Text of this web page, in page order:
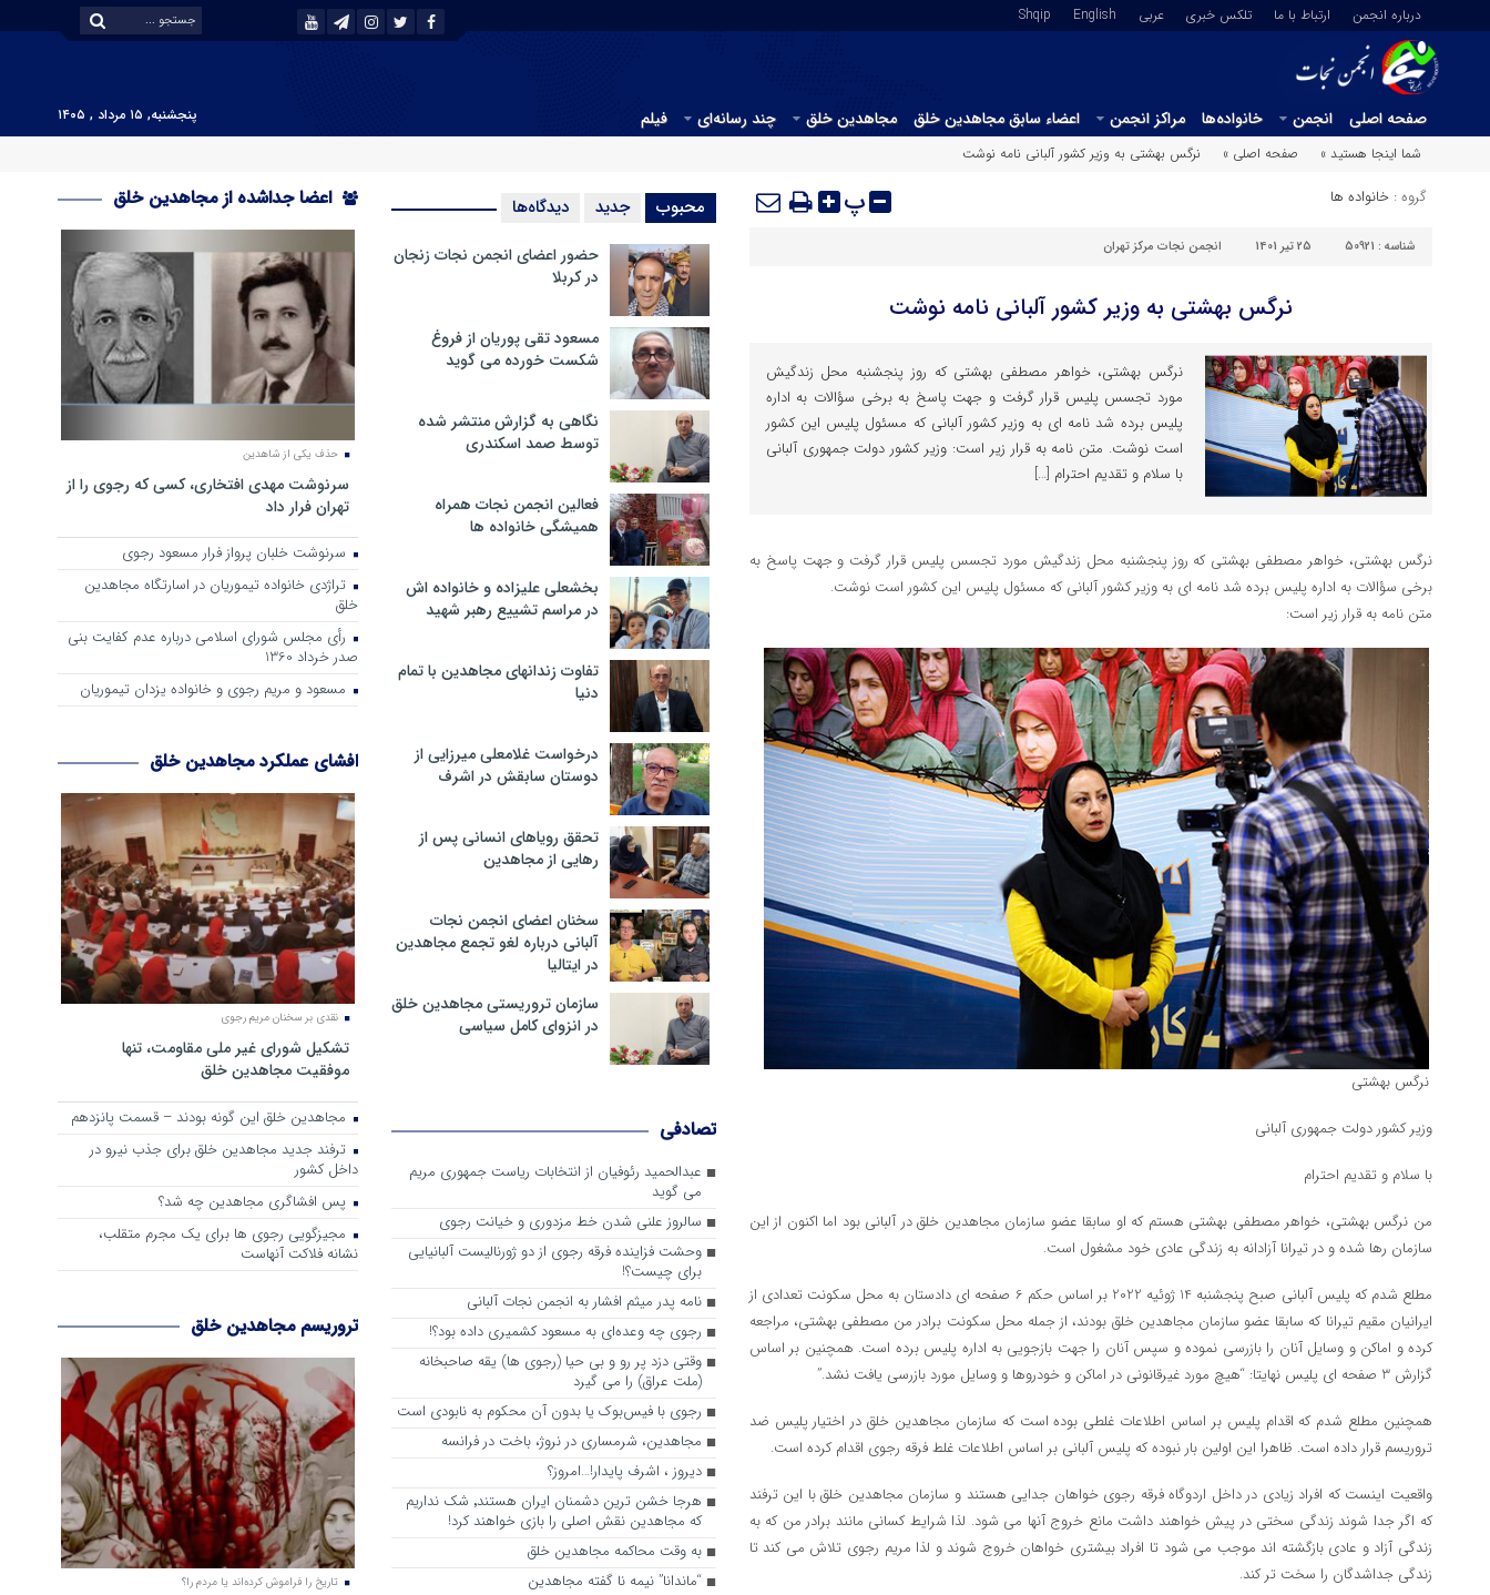
درباره انجمن ارتباط با ما تلکس خبری عربي English
Shqip
صفحه اصلی انجمن خانواده‌ها مراکز انجمن اعضاء سابق مجاهدین خلق مجاهدین خلق چند رسانه‌ای فیلم
پنجشنبه, ۱۵ مرداد , ۱۴۰۵
شما اینجا هستید »
صفحه اصلی » نرگس بهشتی به وزیر کشور آلبانی نامه نوشت
گروه : خانواده ها پ
شناسه : 50921 25 تیر 1401 انجمن نجات مرکز تهران
نرگس بهشتی به وزیر کشور آلبانی نامه نوشت
نرگس بهشتی، خواهر مصطفی بهشتی که روز پنجشنبه محل زندگیش
مورد تجسس پلیس قرار گرفت و جهت پاسخ به برخی سؤالات به اداره
پلیس برده شد نامه ای به وزیر کشور آلبانی که مسئول پلیس این کشور
است نوشت. متن نامه به قرار زیر است: وزیر کشور دولت جمهوری آلبانی
با سلام و تقدیم احترام […]
نرگس بهشتی، خواهر مصطفی بهشتی که روز پنجشنبه محل زندگیش مورد تجسس پلیس قرار گرفت و جهت پاسخ به
برخی سؤالات به اداره پلیس برده شد نامه ای به وزیر کشور آلبانی که مسئول پلیس این کشور است نوشت.
متن نامه به قرار زیر است:
نرگس بهشتی
وزیر کشور دولت جمهوری آلبانی
با سلام و تقدیم احترام
من نرگس بهشتی، خواهر مصطفی بهشتی هستم که او سابقا عضو سازمان مجاهدین خلق در آلبانی بود اما اکنون از این
سازمان رها شده و در تیرانا آزادانه به زندگی عادی خود مشغول است.
مطلع شدم که پلیس آلبانی صبح پنجشنبه 14 ژوئیه 2022 بر اساس حکم 6 صفحه ای دادستان به محل سکونت تعدادی از
ایرانیان مقیم تیرانا که سابقا عضو سازمان مجاهدین خلق بودند، از جمله محل سکونت برادر من مصطفی بهشتی، مراجعه
کرده و اماکن و وسایل آنان را بازرسی نموده و سپس آنان را جهت بازجویی به اداره پلیس برده است. همچنین بر اساس
گزارش 3 صفحه ای پلیس نهایتا: “هیچ مورد غیرقانونی در اماکن و خودروها و وسایل مورد بازرسی یافت نشد.”
همچنین مطلع شدم که اقدام پلیس بر اساس اطلاعات غلطی بوده است که سازمان مجاهدین خلق در اختیار پلیس ضد
تروریسم قرار داده است. ظاهرا این اولین بار نبوده که پلیس آلبانی بر اساس اطلاعات غلط فرقه رجوی اقدام کرده است.
واقعیت اینست که افراد زیادی در داخل اردوگاه فرقه رجوی خواهان جدایی هستند و سازمان مجاهدین خلق با این ترفند
که اگر جدا شوند زندگی سختی در پیش خواهند داشت مانع خروج آنها می شود. لذا شرایط کسانی مانند برادر من که به
زندگی آزاد و عادی بازگشته اند موجب می شود تا افراد بیشتری خواهان خروج شوند و لذا مریم رجوی تلاش می کند تا
زندگی جداشدگان را سخت تر کند.
محبوب جدید دیدگاه‌ها
حضور اعضای انجمن نجات زنجان
در کربلا
مسعود تقی پوریان از فروغ
شکست خورده می گوید
نگاهی به گزارش منتشر شده
توسط صمد اسکندری
فعالین انجمن نجات همراه
همیشگی خانواده ها
بخشعلی علیزاده و خانواده اش
در مراسم تشییع رهبر شهید
تفاوت زندانهای مجاهدین با تمام
دنیا
درخواست غلامعلی میرزایی از
دوستان سابقش در اشرف
تحقق رویاهای انسانی پس از
رهایی از مجاهدین
سخنان اعضای انجمن نجات
آلبانی درباره لغو تجمع مجاهدین
در ایتالیا
سازمان تروریستی مجاهدین خلق
در انزوای کامل سیاسی
تصادفی
عبدالحمید رئوفیان از انتخابات ریاست جمهوری مریم
می گوید
سالروز علنی شدن خط مزدوری و خیانت رجوی
وحشت فزاینده فرقه رجوی از دو ژورنالیست آلبانیایی
برای چیست؟!
نامه پدر میثم افشار به انجمن نجات آلبانی
رجوی چه وعده‌ای به مسعود کشمیری داده بود؟!
وقتی دزد پر رو و بی حیا (رجوی ها) یقه صاحبخانه
(ملت عراق) را می گیرد
رجوی با فیس‌بوک یا بدون آن محکوم به نابودی است
مجاهدین، شرم‎ساری در نروژ، باخت در فرانسه
ديروز ، اشرف پايدار!…امروز؟
هرجا خشن ترین دشمنان ایران هستند٬ شک نداریم
که مجاهدین نقش اصلی را بازی خواهند کرد!
به وقت محاکمه مجاهدین خلق
“ماندانا” نیمه نا گفته مجاهدین
اعضا جداشده از مجاهدین خلق
حذف یکی از شاهدین
سرنوشت مهدی افتخاری، کسی که رجوی را از
تهران فرار داد
سرنوشت خلبان پرواز فرار مسعود رجوی
تراژدی خانواده تیموریان در اسارتگاه مجاهدین
خلق
رأی مجلس شورای اسلامی درباره عدم كفایت بنی
صدر خرداد 1360
مسعود و مریم رجوی و خانواده یزدان تیموریان
افشای عملکرد مجاهدین خلق
نقدی بر سخنان مریم رجوی
تشکیل شورای غیر ملی مقاومت، تنها
موفقیت مجاهدین خلق
مجاهدین خلق این گونه بودند – قسمت پانزدهم
ترفند جدید مجاهدین خلق برای جذب نیرو در
داخل کشور
پس افشاگری مجاهدین چه شد؟
مجیزگویی رجوی ها برای یک مجرم متقلب،
نشانه فلاکت آنهاست
تروریسم مجاهدین خلق
تاریخ را فراموش کرده‌اند یا مردم را؟